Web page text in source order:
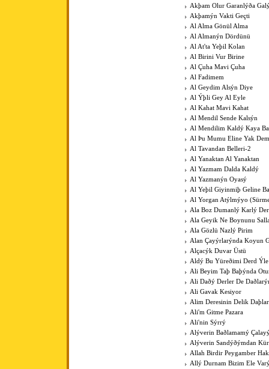
Akþam Olur Garanlýða
Akþamýn Vakti Geçti
Al Alma Gönül Alma
Al Almanýn Dördünü
Al At'ta Yeþil Kolan
Al Birini Vur Birine
Al Çuha Mavi Çuha
Al Fadimem
Al Geydim Alsýn Diye
Al Ýþli Gey Al Eyle
Al Kahat Mavi Kahat
Al Mendil Sende Kalsýn
Al Mendilim Kaldý Kaya
Al Þu Mumu Eline Yak
Al Tavandan Belleri-2
Al Yanaktan Al Yanaktan
Al Yazmam Dalda Kaldý
Al Yazmanýn Oyasý
Al Yeþil Giyinmiþ Geline
Al Yorgan Atýlmýyo
Ala Boz Dumanlý Karlý
Ala Geyik Ne Boynunu
Ala Gözlü Nazlý Pirim
Alan Çayýrlarýnda Koyun
Alçacýk Duvar Üstü
Aldý Bu Yüreðimi Derd
Ali Beyim Taþ Baþýnda
Ali Daðý Derler De
Ali Gavak Kesiyor
Alim Deresinin Delik
Ali'm Gitme Pazara
Ali'nin Sýrrý
Alýverin Baðlamamý
Alýverin Sandýðýmdan
Allah Birdir Peygamber Hak
Allý Durnam Bizim Ele